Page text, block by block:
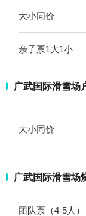
大小同价
亲子票1大1小
广武国际滑雪场
大小同价
广武国际滑雪场
团队票（4-5人）